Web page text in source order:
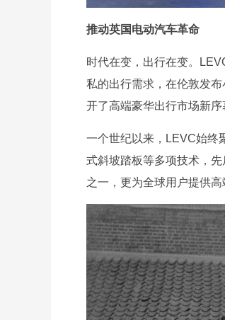
推动英国电动汽车革命
时代在变，出行在变。
私的出行需求，在伦敦发
开了高端豪华出行市场新序
一个世纪以来，LEVC始终
式斜坡踏板等多项技术，
之一，更为全球用户提供高